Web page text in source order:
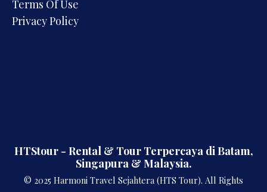
Terms Of Use
Privacy Policy
HTStour - Rental & Tour Terpercaya di Batam,
Singapura & Malaysia.
© 2025 Harmoni Travel Sejahtera (HTS Tour). All Rights